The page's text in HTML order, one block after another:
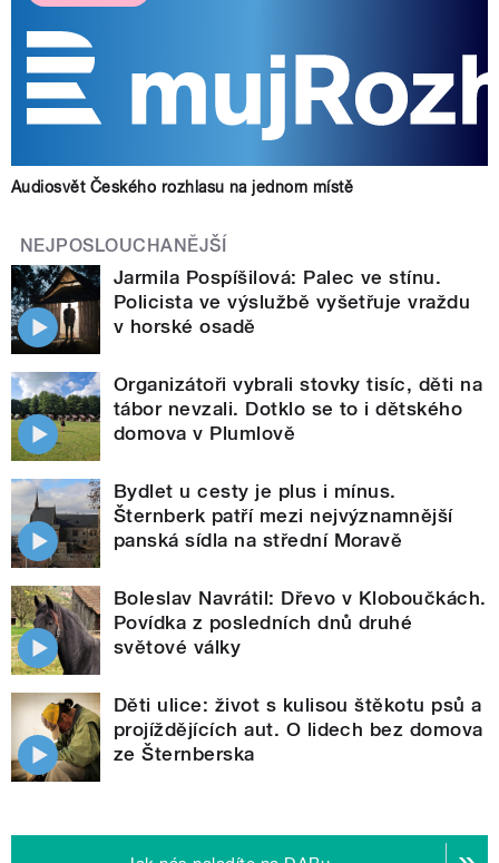
Audiosvět Českého rozhlasu na jednom místě
NEJPOSLOUCHANĚJŠÍ
Jarmila Pospíšilová: Palec ve stínu.
Policista ve výslužbě vyšetřuje vraždu
v horské osadě
Organizátoři vybrali stovky tisíc, děti na
tábor nevzali. Dotklo se to i dětského
domova v Plumlově
Bydlet u cesty je plus i mínus.
Šternberk patří mezi nejvýznamnější
panská sídla na střední Moravě
Boleslav Navrátil: Dřevo v Kloboučkách.
Povídka z posledních dnů druhé
světové války
Děti ulice: život s kulisou štěkotu psů a
projíždějících aut. O lidech bez domova
ze Šternberska